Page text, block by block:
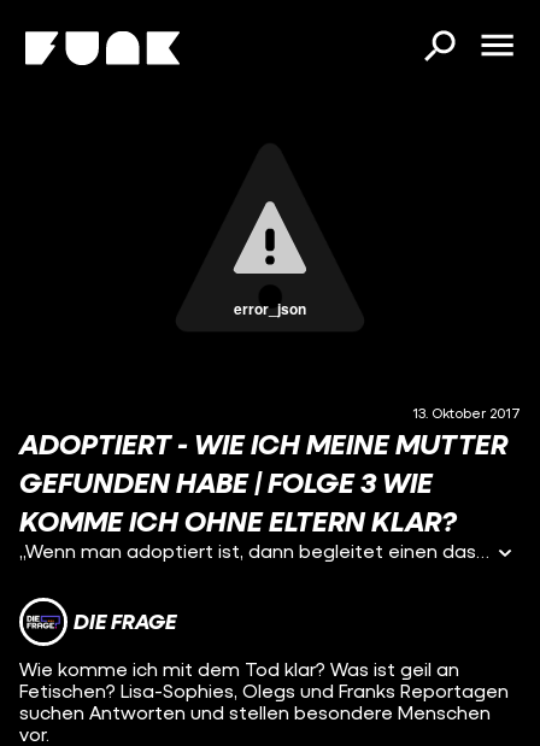
error_json
13. Oktober 2017
ADOPTIERT - WIE ICH MEINE MUTTER
GEFUNDEN HABE | FOLGE 3 WIE
KOMME ICH OHNE ELTERN KLAR?
„Wenn man adoptiert ist, dann begleitet einen das ein Leben lang“, sagt Luisa. Sie kam als kleines Mädchen zu ihrer Adoptivfamilie. Obwohl sie bei ihren Adoptiveltern glücklich ist, lässt sie das Thema Adoption aber nicht los. Sie will wissen, wer ihre leiblichen Eltern sind, wo sie wirklich herkommt, was ihre Geschichte es. Also macht sie sich auf die Suche nach ihrer biologischen Mutter.
DIE FRAGE
Wie komme ich mit dem Tod klar? Was ist geil an
Fetischen? Lisa-Sophies, Olegs und Franks Reportagen
suchen Antworten und stellen besondere Menschen
vor.